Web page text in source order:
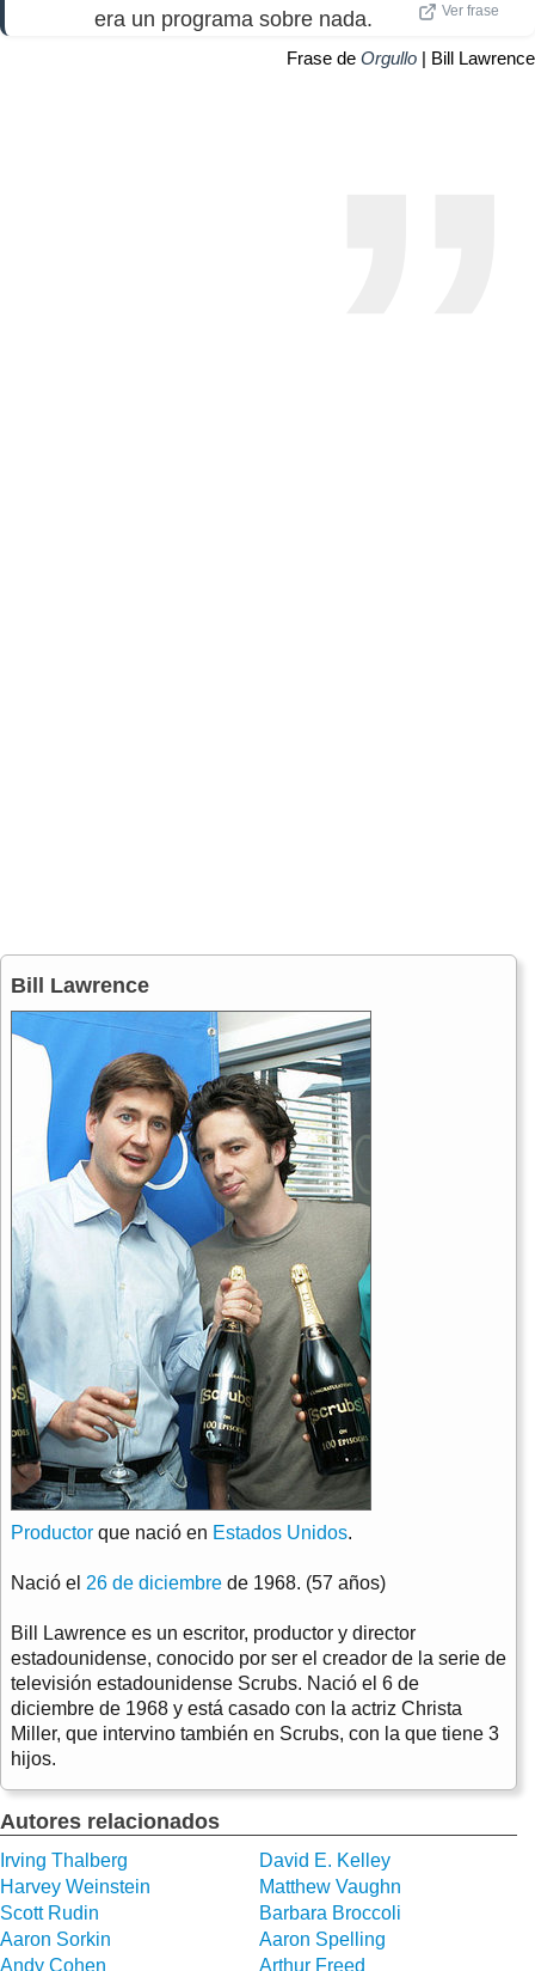
era un programa sobre nada.
Ver frase
Frase de Orgullo | Bill Lawrence
Bill Lawrence
Productor que nació en Estados Unidos.
Nació el 26 de diciembre de 1968. (57 años)
Bill Lawrence es un escritor, productor y director
estadounidense, conocido por ser el creador de la serie de
televisión estadounidense Scrubs. Nació el 6 de
diciembre de 1968 y está casado con la actriz Christa
Miller, que intervino también en Scrubs, con la que tiene 3
hijos.
Autores relacionados
Irving Thalberg
David E. Kelley
Harvey Weinstein
Matthew Vaughn
Scott Rudin
Barbara Broccoli
Aaron Sorkin
Aaron Spelling
Andy Cohen
Arthur Freed